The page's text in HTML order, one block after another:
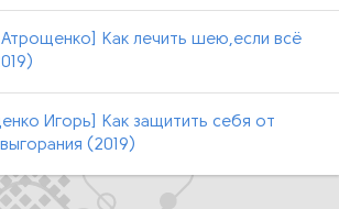
Атрощенко] Как лечить шею,если всё
Игорь] Как защитить себя от
(2019)